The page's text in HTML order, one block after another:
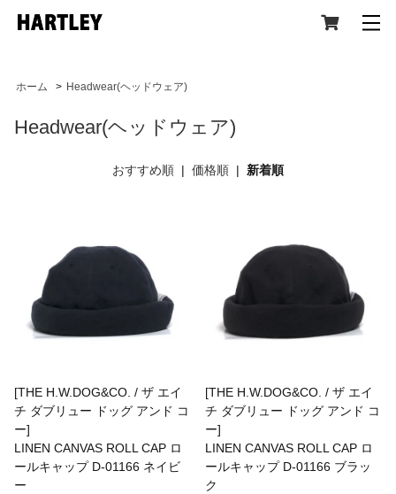
ホーム > Headwear(ヘッドウェア)
Headwear(ヘッドウェア)
おすすめ順 | 価格順 | 新着順
[THE H.W.DOG&CO. / ザ エイ
チ ダブリュー ドッグ アンド コ
ー]
LINEN CANVAS ROLL CAP ロ
ールキャップ D-01166 ネイビ
ー
[THE H.W.DOG&CO. / ザ エイ
チ ダブリュー ドッグ アンド コ
ー]
LINEN CANVAS ROLL CAP ロ
ールキャップ D-01166 ブラッ
ク
CATEGORY
Tops(トップス)
Bottoms(ボトムス)
Headwear(キャップ,ハット等)